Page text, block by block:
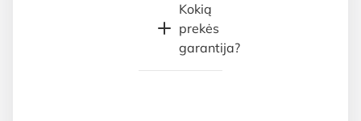
Kokią
prekės
garantija?